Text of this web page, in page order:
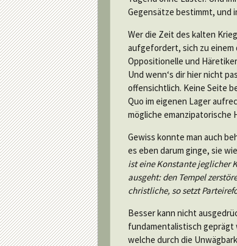
Gegensätze bestimmt, und
Wer die Zeit des kalten
aufgefordert, sich zu einem
Oppositionelle und
Und wenn‘s dir hier nicht
offensichtlich. Keine Seite
Quo im eigenen Lager
mögliche emanzipatorische
Gewiss konnte man auch
es eben darum ginge, sie
ist eine Konstante jeglicher
ausgeht: den Tempel
christliche, so setzt
Besser kann nicht
fundamentalistisch geprägt
welche durch die